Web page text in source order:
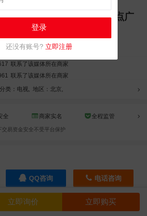
立即询价 立即购买
联播前》周一至周日18:55点广
联系了该媒体所在商家
联系了该媒体所在商家
联系了该媒体所在商家
联系了该媒体所在商家
联系了该媒体所在商家
联系了该媒体所在商家
联系了该媒体所在商家
联系了该媒体所在商家
分类：电视, 地区：北京,
全 商家实名 全程监管
易资金安全不受平台保护
QQ咨询 电话咨询
登录
还没有账号? 立即注册